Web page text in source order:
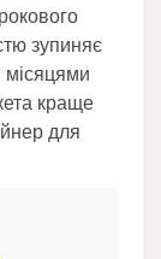
зупиняє
місяцями
краще
для